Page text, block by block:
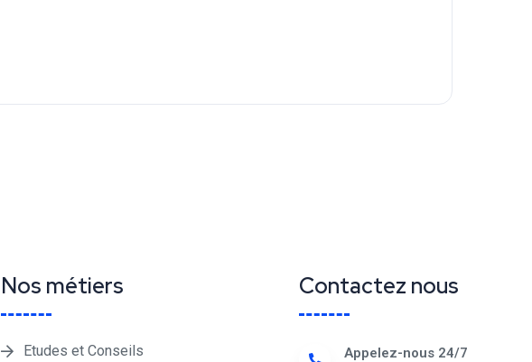
Nos métiers
Etudes et Conseils
Contactez nous
Appelez-nous 24/7